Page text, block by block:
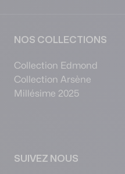
NOS COLLECTIONS
Collection Edmond
Collection Arsène
Millésime 2025
SUIVEZ NOUS